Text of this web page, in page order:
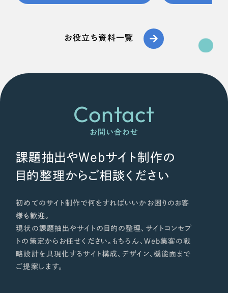
お役立ち資料一覧
Contact
お問い合わせ
課題抽出やWebサイト制作の
目的整理からご相談ください
初めてのサイト制作で何をすればいいかお困りのお客
様も歓迎。
現状の課題抽出やサイトの目的の整理、サイトコンセプ
トの策定からお任せください。もちろん、Web集客の戦
略設計を具現化するサイト構成、デザイン、機能面まで
ご提案します。